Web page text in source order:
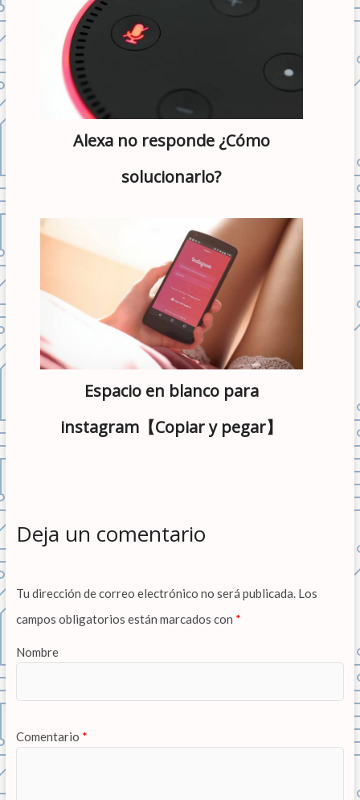
Alexa no responde ¿Cómo
solucionarlo?
Espacio en blanco para
instagram【Copiar y pegar】
Deja un comentario
Tu dirección de correo electrónico no será publicada. Los
campos obligatorios están marcados con *
Nombre
Comentario *